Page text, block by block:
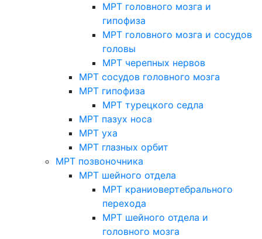
МРТ головного мозга и
гипофиза
МРТ головного мозга и сосудов
головы
МРТ черепных нервов
МРТ сосудов головного мозга
МРТ гипофиза
МРТ турецкого седла
МРТ пазух носа
МРТ уха
МРТ глазных орбит
МРТ позвоночника
МРТ шейного отдела
МРТ краниовертебрального
перехода
МРТ шейного отдела и
головного мозга